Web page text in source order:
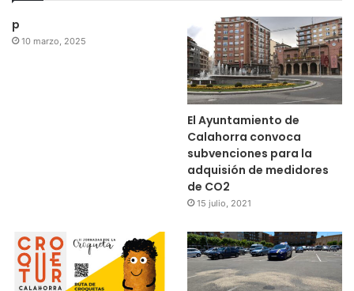
p
10 marzo, 2025
El Ayuntamiento de
Calahorra convoca
subvenciones para la
adquisión de medidores
de CO2
15 julio, 2021